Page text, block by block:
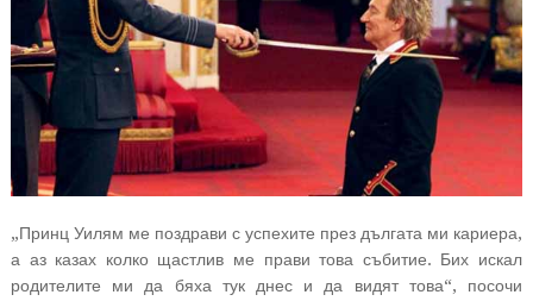
„Принц Уилям ме поздрави с успехите през дългата ми кариера,
а аз казах колко щастлив ме прави това събитие. Бих искал
родителите ми да бяха тук днес и да видят това“, посочи